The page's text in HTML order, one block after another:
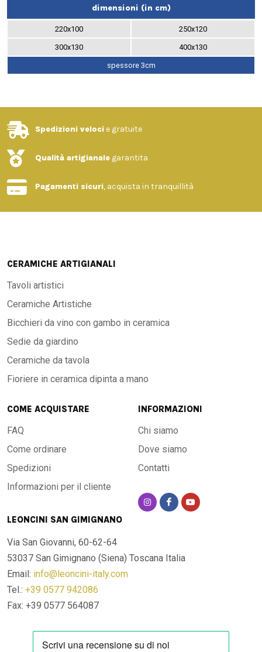
dimensioni (in cm)
220x100 250x120
300x130 400x130
spessore 3cm
Spedizioni veloci e gratuite
Qualità artigianale garantita
Pagamenti sicuri, acquista in tranquillità
CERAMICHE ARTIGIANALI
Tavoli artistici
Ceramiche Artistiche
Bicchieri da vino con gambo in ceramica
Sedie da giardino
Ceramiche da tavola
Fioriere in ceramica dipinta a mano
COME ACQUISTARE
FAQ
Come ordinare
Spedizioni
Informazioni per il cliente
INFORMAZIONI
Chi siamo
Dove siamo
Contatti
LEONCINI SAN GIMIGNANO
Via San Giovanni, 60-62-64
53037 San Gimignano (Siena) Toscana Italia
Email: info@leoncini-italy.com
Tel.: +39 0577 942086
Fax: +39 0577 564087